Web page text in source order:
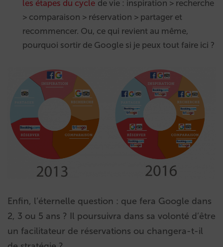
les étapes du cycle de vie : inspiration > recherche
> comparaison > réservation > partager et
recommencer. Ou, ce qui revient au même,
pourquoi sortir de Google si je peux tout faire ici ?
Enfin, l’éternelle question : que fera Google dans
2, 3 ou 5 ans ? Il poursuivra dans sa volonté d’être
un facilitateur de réservations ou changera-t-il